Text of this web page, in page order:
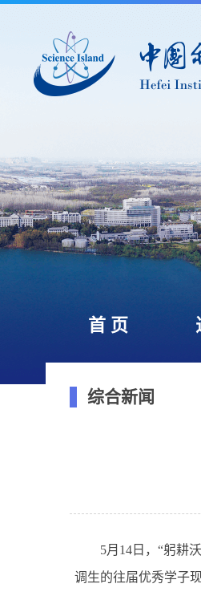
首 页
综合新闻
5月14日，“躬耕
调生的往届优秀学子